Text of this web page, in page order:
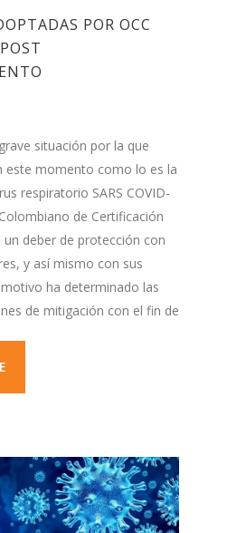
POR OCC
situación por la que
este momento como lo es la
respiratorio SARS COVID-
de Certificación
un deber de protección con
y así mismo con sus
ha determinado las
de mitigación con el fin de